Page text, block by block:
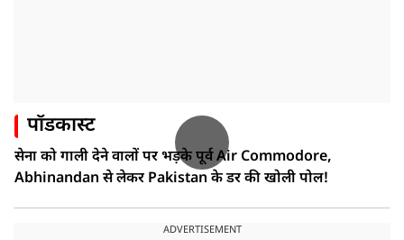
पॉडकास्ट
सेना को गाली देने वालों पर भड़के पूर्व Air Commodore,
Abhinandan से लेकर Pakistan के डर की खोली पोल!
ADVERTISEMENT